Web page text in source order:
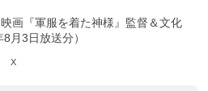
画『軍服を着た神様』監督＆文化
月3日放送分）
X